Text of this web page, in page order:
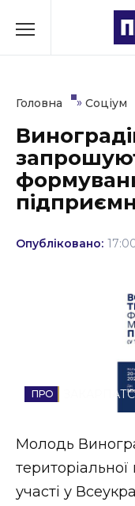
до
Культура
Освіта
Втрачений
Втрачений
Головна » Соціум
Опубліковано:
Молодь
участі у